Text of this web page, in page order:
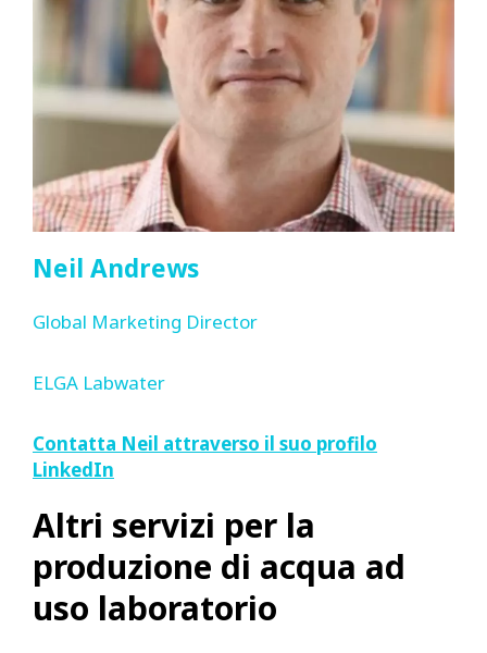
Neil Andrews
Global Marketing Director
ELGA Labwater
Contatta Neil attraverso il suo profilo
LinkedIn
Altri servizi per la
produzione di acqua ad
uso laboratorio